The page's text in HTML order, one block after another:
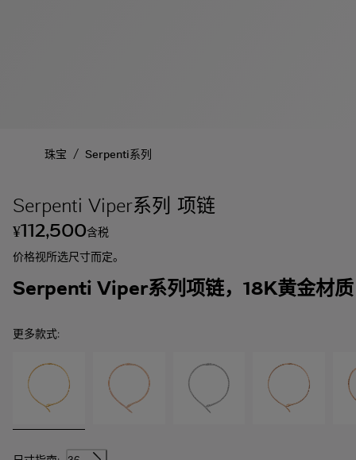
珠宝 / Serpenti系列
Serpenti Viper系列 项链
¥112,500含税
价格视所选尺寸而定。
Serpenti Viper系列项链，18K黄金材质
更多款式: